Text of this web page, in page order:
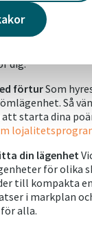
och modern
lediga
till småorter, med
dig.
förturSom
Så
starta dina
din lägenhet
för olika
till kompakta
i markplan
alla.